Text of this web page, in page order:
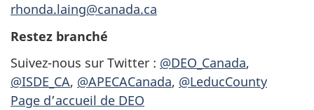
rhonda.laing@canada.ca
Restez branché
Suivez-nous sur Twitter : @DEO_Canada,
@ISDE_CA, @APECACanada, @LeducCounty
Page d’accueil de DEO